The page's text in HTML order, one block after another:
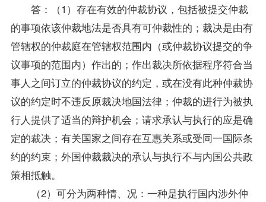
答：（1）存在有效的仲裁协议，包括被提交仲裁
的事项依该仲裁地法是否具有可仲裁性的；裁决是由有
管辖权的仲裁庭在管辖权范围内（或仲裁协议提交的争
议事项的范围内）作出的；作出裁决所依据程序符合当
事人之间订立的仲裁协议的约定，或在没有此种仲裁协
议的约定时不违反原裁决地国法律；仲裁的进行为被执
行人提供了适当的辩护机会；请求承认与执行的应是确
定的裁决；有关国家之间存在互惠关系或受同一国际条
约的约束；外国仲裁裁决的承认与执行不与内国公共政
策相抵触。
（2）可分为两种情、况：一种是执行国内涉外仲